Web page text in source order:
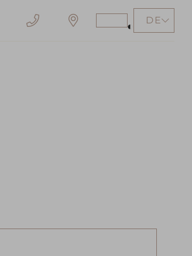
Stärkeren
Kontrast
DE